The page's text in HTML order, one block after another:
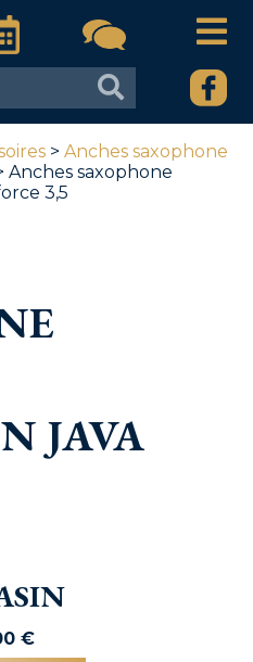
> Anches saxophone
Anches saxophone
3,5
JAVA
€